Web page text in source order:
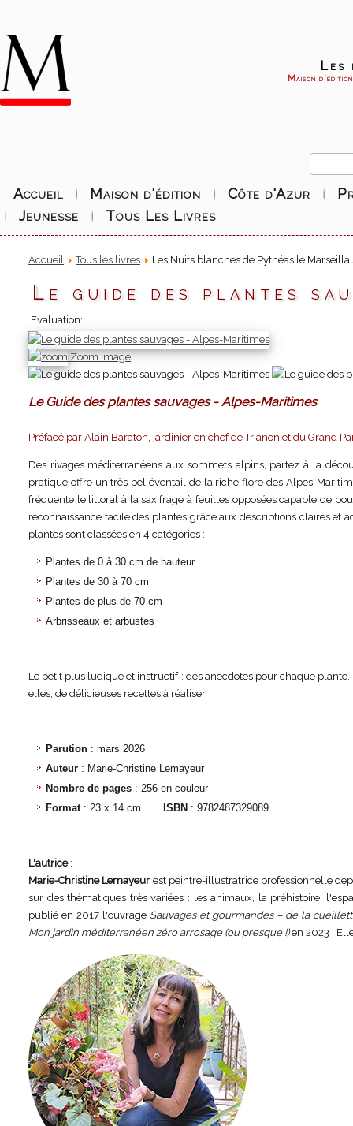
Les
Maison
Accueil Maison d'édition Côte d'Azur
Jeunesse
Tous Les Livres
Accueil Tous les livres Les Nuits blanches de Pythéas le
Le guide des plantes
Evaluation:
Zoom image
Le Guide des plantes sauvages - Alpes-Maritimes
Préfacé par Alain Baraton, jardinier en chef de Trianon et du Grand
Des rivages méditerranéens aux sommets alpins, partez à la
pratique offre un très bel éventail de la riche flore des Alpes-
fréquente le littoral à la saxifrage à feuilles opposées capable de
reconnaissance facile des plantes grâce aux descriptions claires et
plantes sont classées en 4 catégories :
Plantes de 0 à 30 cm de hauteur
Plantes de 30 à 70 cm
Plantes de plus de 70 cm
Arbrisseaux et arbustes
Le petit plus ludique et instructif : des anecdotes pour chaque
elles, de délicieuses recettes à réaliser.
Parution : mars 2026
Auteur : Marie-Christine Lemayeur
Nombre de pages : 256 en couleur
Format : 23 x 14 cm ISBN : 9782487329089
L'autrice:
Marie-Christine Lemayeur est peintre-illustratrice professionnelle
sur des thématiques très variées : les animaux, la préhistoire,
publié en 2017 l'ouvrage Sauvages et gourmandes – de la
Mon jardin méditerranéen zéro arrosage (ou presque !)en 2023 .